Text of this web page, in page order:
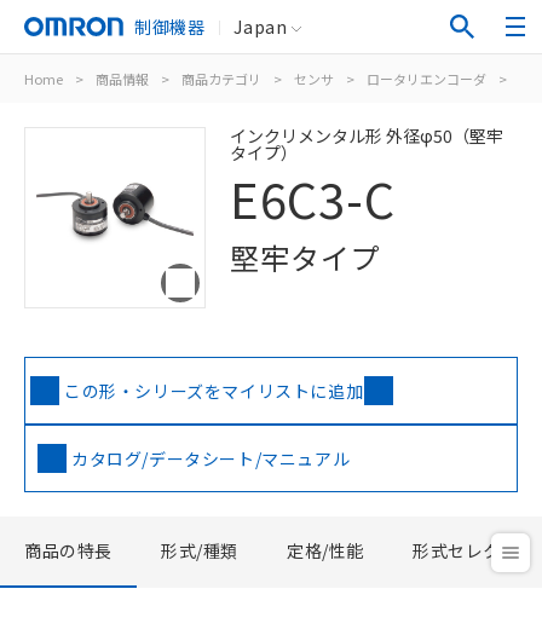
制御機器 Japan
Home > 商品情報 > 商品カテゴリ > センサ > ロータリエンコーダ >
インクリメンタル形 外径φ50（堅牢
タイプ）
E6C3-C
堅牢タイプ
この形・シリーズをマイリストに追加
カタログ/データシート/マニュアル
商品の特長 形式/種類 定格/性能 形式セレクタ